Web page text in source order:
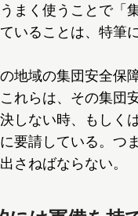
まく使うことで「
いることは、特筆
地域の集団安全保
れらは、その集団
しない時、もしく
要請している。つ
さねばならない。